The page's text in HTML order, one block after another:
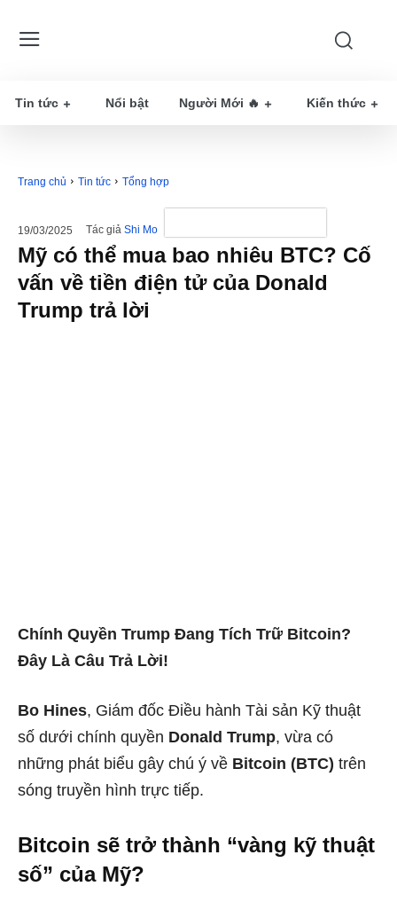
Tin tức Nổi bật Người Mới 🔥 Kiến thức
Trang chủ Tin tức Tổng hợp
19/03/2025 Tác giả Shi Mo
Mỹ có thể mua bao nhiêu BTC? Cố
vấn về tiền điện tử của Donald
Trump trả lời
Chính Quyền Trump Đang Tích Trữ Bitcoin?
Đây Là Câu Trả Lời!
Bo Hines, Giám đốc Điều hành Tài sản Kỹ thuật
số dưới chính quyền Donald Trump, vừa có
những phát biểu gây chú ý về Bitcoin (BTC) trên
sóng truyền hình trực tiếp.
Bitcoin sẽ trở thành “vàng kỹ thuật
số” của Mỹ?